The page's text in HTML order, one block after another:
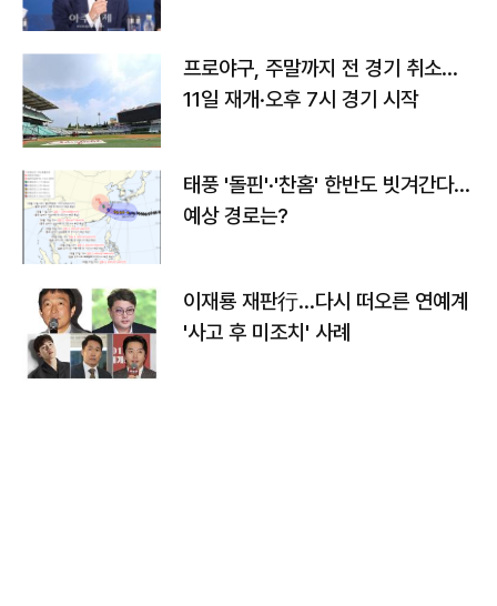
프로야구, 주말까지 전 경기 취소…
11일 재개·오후 7시 경기 시작
태풍 '돌핀'·'찬홈' 한반도 빗겨간다…
예상 경로는?
이재룡 재판行…다시 떠오른 연예계
'사고 후 미조치' 사례